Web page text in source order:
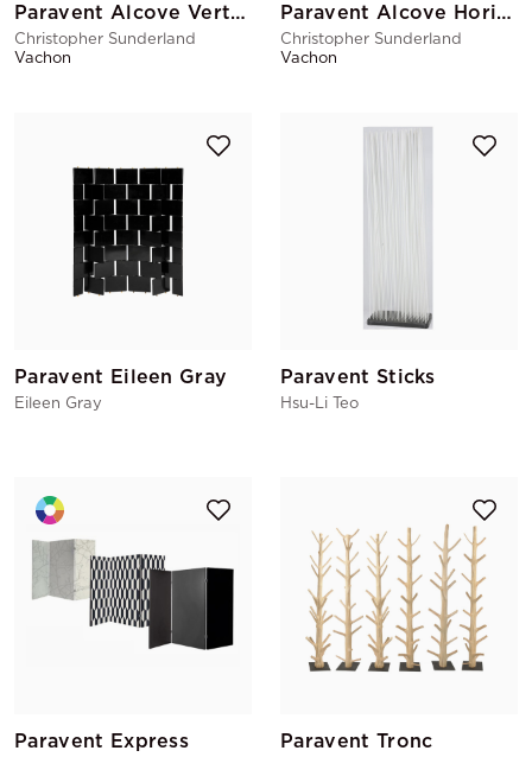
Paravent Alcove Vertical
Christopher Sunderland
Vachon
Paravent Alcove Horizontal
Christopher Sunderland
Vachon
Paravent Eileen Gray
Eileen Gray
Paravent Sticks
Hsu-Li Teo
Paravent Express Paravent Tronc